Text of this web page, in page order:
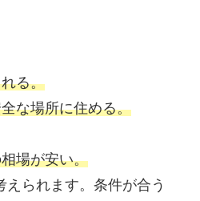
る。
な場所に住める。
●家賃や住宅ローンの相場が安い。
えられます。条件が合う